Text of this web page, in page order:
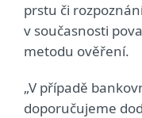
prstu či
v současnosti
metodu ověření.
„V případě
doporučujeme